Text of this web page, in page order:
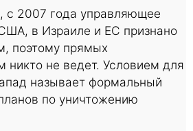
2007 года управляющее
в Израиле и ЕС признано
поэтому прямых
никто не ведет. Условием для
называет формальный
по уничтожению